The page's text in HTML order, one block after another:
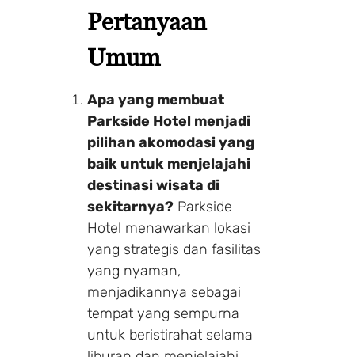
Pertanyaan
Umum
Apa yang membuat
Parkside Hotel menjadi
pilihan akomodasi yang
baik untuk menjelajahi
destinasi wisata di
sekitarnya? Parkside
Hotel menawarkan lokasi
yang strategis dan fasilitas
yang nyaman,
menjadikannya sebagai
tempat yang sempurna
untuk beristirahat selama